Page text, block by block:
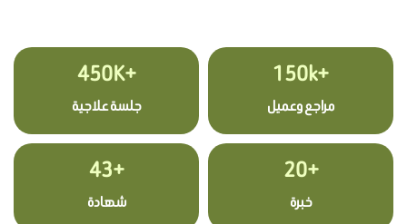
+150k
مراجع وعميل
+450K
جلسة علاجية
+20
خبرة
+43
شهادة